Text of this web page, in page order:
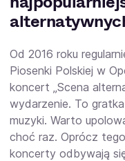
Od 2016 roku
Piosenki Polskiej w
koncert „Scena
wydarzenie. To
muzyki. Warto
choć raz. Oprócz
koncerty odbywają